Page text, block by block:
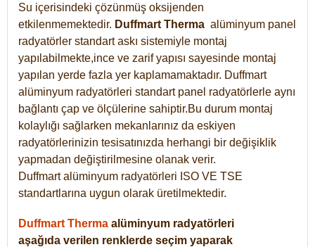
Su içerisindeki çözünmüş oksijenden
etkilenmemektedir. Duffmart Therma alüminyum panel
radyatörler standart askı sistemiyle montaj
yapılabilmekte,ince ve zarif yapısı sayesinde montaj
yapılan yerde fazla yer kaplamamaktadır. Duffmart
alüminyum radyatörleri standart panel radyatörlerle aynı
bağlantı çap ve ölçülerine sahiptir.Bu durum montaj
kolaylığı sağlarken mekanlarınız da eskiyen
radyatörlerinizin tesisatınızda herhangi bir değişiklik
yapmadan değiştirilmesine olanak verir.
Duffmart alüminyum radyatörleri ISO VE TSE
standartlarına uygun olarak üretilmektedir.
Duffmart Therma alüminyum radyatörleri
aşağıda verilen renklerde seçim yaparak